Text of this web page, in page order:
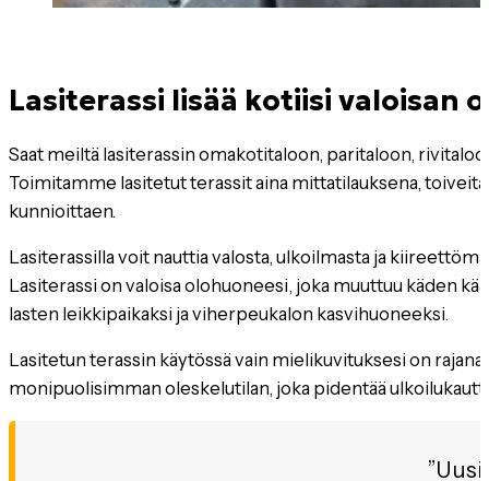
Lasiterassi lisää kotiisi valoisan
Saat meiltä lasiterassin omakotitaloon, paritaloon,
Toimitamme lasitetut terassit aina mittatilauksena,
kunnioittaen.
Lasiterassilla voit nauttia valosta, ulkoilmasta ja
Lasiterassi on valoisa olohuoneesi, joka muuttuu käden
lasten leikkipaikaksi ja viherpeukalon kasvihuoneeksi.
Lasitetun terassin käytössä vain mielikuvituksesi on
monipuolisimman oleskelutilan, joka pidentää